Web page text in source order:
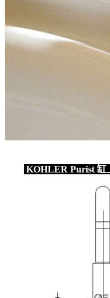
KOHLER Purist 缸